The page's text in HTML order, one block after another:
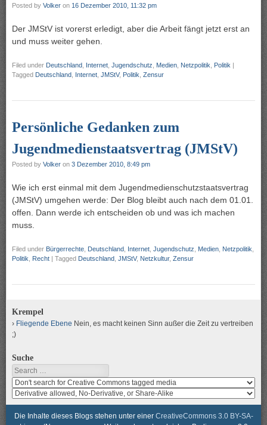
Posted by Volker on 16 Dezember 2010, 11:32 pm
Der JMStV ist vorerst erledigt, aber die Arbeit fängt jetzt erst an
und muss weiter gehen.
Filed under Deutschland Internet Jugendschutz Medien Netzpolitik Politik |
Tagged Deutschland Internet JMStV, Politik Zensur
Persönliche Gedanken zum
Jugendmedienstaatsvertrag (JMStV)
Posted by Volker on 3 Dezember 2010, 8:49 pm
Wie ich erst einmal mit dem Jugendmedienschutzstaatsvertrag
(JMStV) umgehen werde: Der Blog bleibt auch nach dem 01.01.
offen. Dann werde ich entscheiden ob und was ich machen
muss.
Filed under Bürgerrechte Deutschland Internet Jugendschutz Medien Netzpolitik
Politik
Recht | Tagged Deutschland JMStV, Netzkultur, Zensur
Krempel
Fliegende Ebene Nein, es macht keinen Sinn außer die Zeit zu vertreiben
;)
Suche
Search
Search
media
for
usage
search
media
for
Die Inhalte dieses Blogs stehen unter einer CreativeCommons 3.0 BY-SA-